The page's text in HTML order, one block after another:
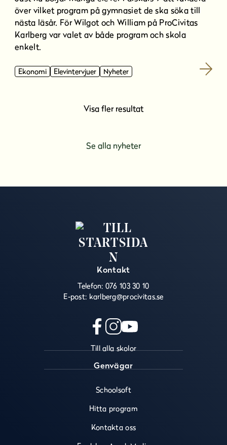
över vilket program på gymnasiet de ska söka till
nästa läsår. För Wilgot och William på ProCivitas
Karlberg var valet av både program och skola
enkelt.
Ekonomi Elevintervjuer Nyheter
Visa fler resultat
Se alla nyheter
Kontakt
Telefon: 076 103 30 10
E-post: karlberg@procivitas.se
a
c
e
o
k
(
n
t
g
a
m
o
t
b
(
ö
Till alla skolor
Genvägar
Schoolsoft
Hitta program
Kontakta oss